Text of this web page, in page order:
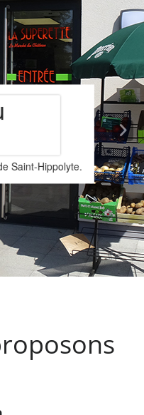
château
de vins
à Orschwiller-